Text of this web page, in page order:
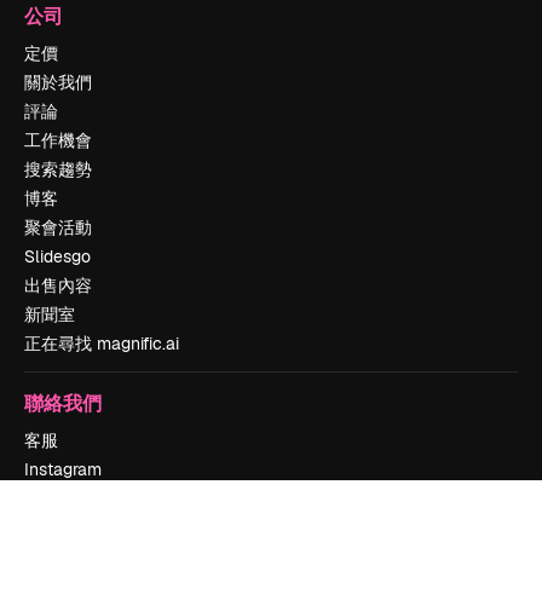
公司
定價
關於我們
評論
工作機會
搜索趨勢
博客
聚會活動
Slidesgo
出售內容
新聞室
正在尋找 magnific.ai
聯絡我們
客服
Instagram